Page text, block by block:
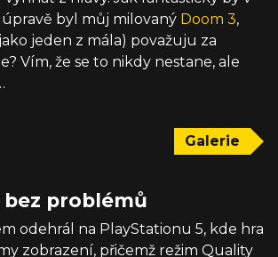
byl můj milovaný Doom 3,
jeden z mála) považuju za
Vím, že se to nikdy nestane, ale
Galerie
problémů
odehrál na PlayStationu 5, kde hra
zobrazení, přičemž režim Quality